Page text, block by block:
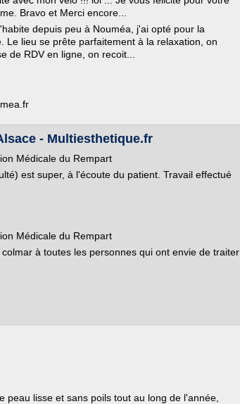
Bravo et Merci encore...
depuis peu à Nouméa, j'ai opté pour la
Le lieu se prête parfaitement à la relaxation, on
de RDV en ligne, on recoit...
- Multiesthetique.fr
Médicale du Rempart
est super, à l'écoute du patient. Travail effectué
Médicale du Rempart
à toutes les personnes qui ont envie de traiter
peau lisse et sans poils tout au long de l'année,